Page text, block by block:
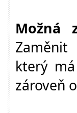
Možná
který
zároveň